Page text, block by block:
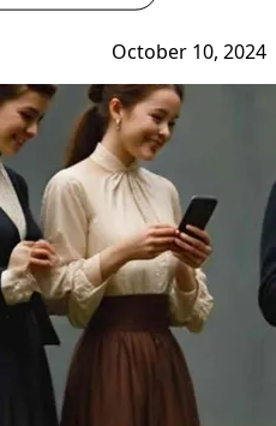
October 10, 2024